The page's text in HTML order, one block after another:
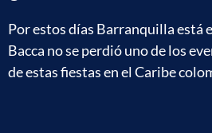
Por estos días Barranquilla está
Bacca no se perdió uno de los
de estas fiestas en el Caribe